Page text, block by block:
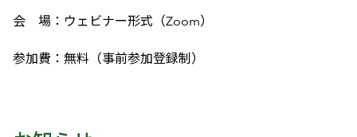
会 場：ウェビナー形式（Zoom）
参加費：無料（事前参加登録制）